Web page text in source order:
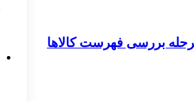
بررسی فهرست کالاها